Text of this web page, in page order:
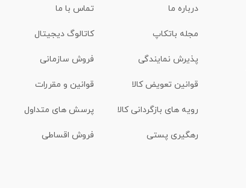
درباره ما تماس با ما
مجله باتکاپ کاتالوگ دیجیتال
پذیرش نمایندگی فروش سازمانی
قوانین تعویض کالا قوانین و مقررات
رویه های بازگردانی کالا پرسش های متداول
رهگیری پستی فروش اقساطی